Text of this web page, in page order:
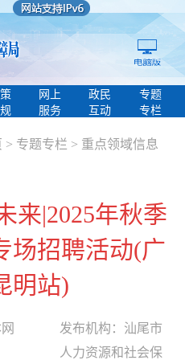
网上
服务
政民
互动
专题
专栏
> 专题专栏 > 重点领域信息
来|2025年秋季
场招聘活动(广
明站)
发布机构： 汕尾市
人力资源和社会保